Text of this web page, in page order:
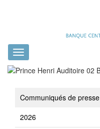
Toggle
navigation
Communiqués de presse
2026